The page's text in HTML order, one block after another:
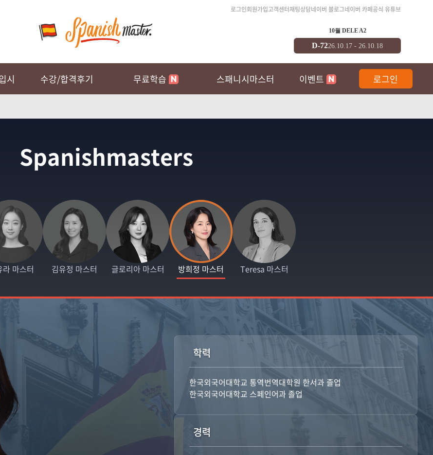
로그인회원가입고객센터채팅상담네이버 블로그네이버 카페공식 유튜브
11월 DELE C1/C2
D-100 26.11.14 - 26.11.15
10월 DELE A2
D-7226.10.17 - 26.10.18
시 수강/합격후기 무료학습 스패니시마스터 이벤트 로그인
Spanishmasters
라 마스터 김유정 마스터 글로리아 마스터 방희정 마스터 Teresa 마스터
학력
한국외국어대학교 통역번역대학원 한서과 졸업
한국외국어대학교 스페인어과 졸업
경력